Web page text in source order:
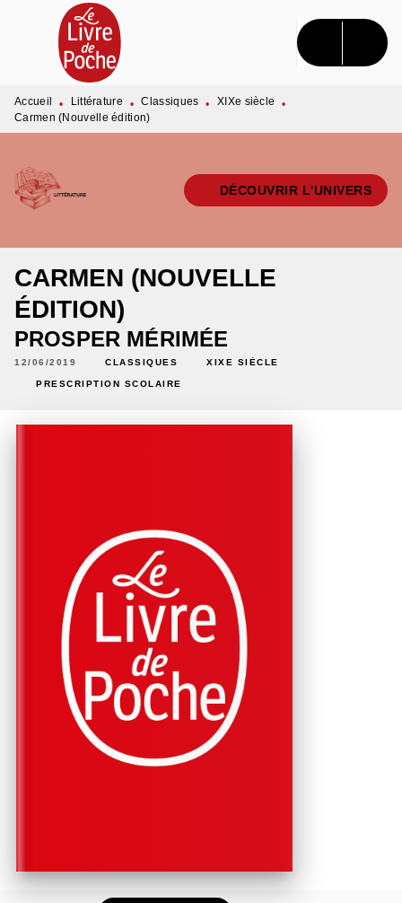
MENU RECHERCHE CONTENU
PIED DE PAGE
Accueil • Littérature • Classiques • XIXe siècle
•
Carmen (Nouvelle édition)
DÉCOUVRIR L'UNIVERS
CARMEN (NOUVELLE
ÉDITION)
PROSPER MÉRIMÉE
12/06/2019 CLASSIQUES XIXE SIÈCLE
PRESCRIPTION SCOLAIRE